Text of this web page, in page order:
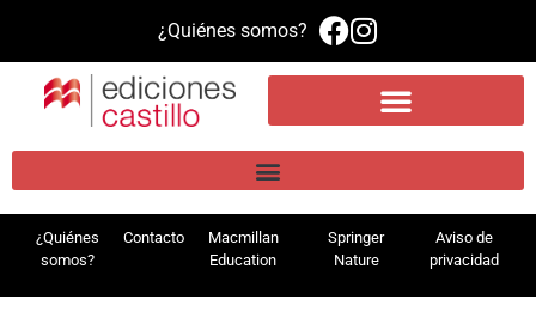
¿Quiénes somos?
¿Quiénes
somos?
Contacto
Macmillan
Education
Springer
Nature
Aviso de
privacidad